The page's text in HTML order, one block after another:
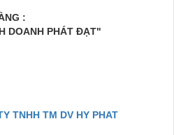
:
DOANH PHÁT ĐẠT"
TNHH TM DV HY PHAT